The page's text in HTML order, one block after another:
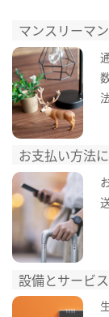
マンスリーマ
お支払い方法
設備とサービ